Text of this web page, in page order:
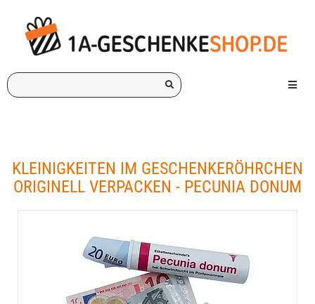
Ich
suche
Menü
KLEINIGKEITEN IM GESCHENKERÖHRCHEN
ORIGINELL VERPACKEN - PECUNIA DONUM